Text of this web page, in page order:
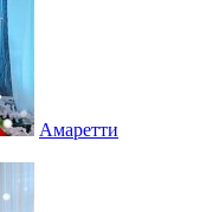
Амаретти